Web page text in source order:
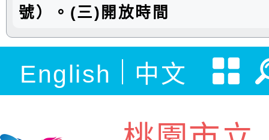
號）。(三)開放時間
English 中文